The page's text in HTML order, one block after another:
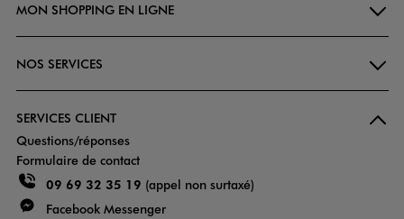
MON SHOPPING EN LIGNE
NOS SERVICES
SERVICES CLIENT
Questions/réponses
Formulaire de contact
09 69 32 35 19 (appel non surtaxé)
Facebook Messenger